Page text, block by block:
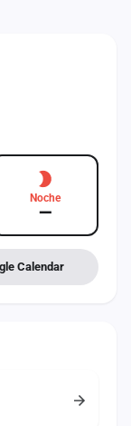
Noche
—
Calendar